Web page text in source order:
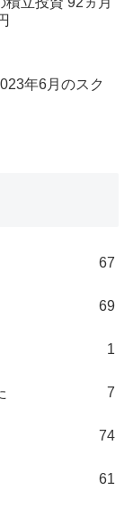
年6月のスク
67
69
1
7
74
61